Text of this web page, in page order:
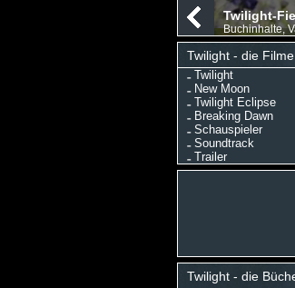
Twilight-
Buchinhalte,
Twilight - die Filme
Twilight
New Moon
Twilight Eclipse
Breaking Dawn
Schauspieler
Soundtrack
Trailer
Twilight - die